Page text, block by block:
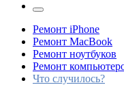
Ремонт iPhone
Ремонт MacBook
Ремонт ноутбуков
Ремонт
Что случилось?